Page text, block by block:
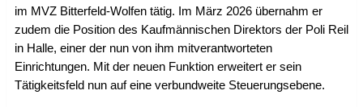
im MVZ Bitterfeld-Wolfen tätig. Im März 2026 übernahm er
zudem die Position des Kaufmännischen Direktors der Poli Reil
in Halle, einer der nun von ihm mitverantworteten
Einrichtungen. Mit der neuen Funktion erweitert er sein
Tätigkeitsfeld nun auf eine verbundweite Steuerungsebene.